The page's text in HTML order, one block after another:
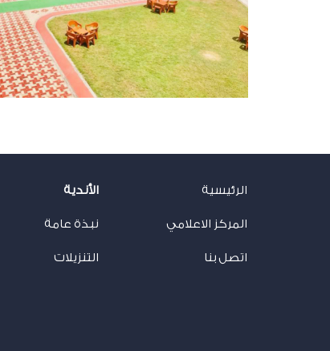
الرئيسية الأندية
المركز الاعلامي نبذة عامة
اتصل بنا التنزيلات